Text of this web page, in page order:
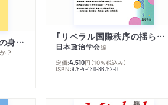
ＡＩにはない「思考力」の身につけ方
？
「リベラル国際秩序の揺らぎ」再考 年報政治学２０２６‐Ⅰ
日本政治学会編
定価:4,510円 （10％税込み）
ISBN:978-4-480-86752-0